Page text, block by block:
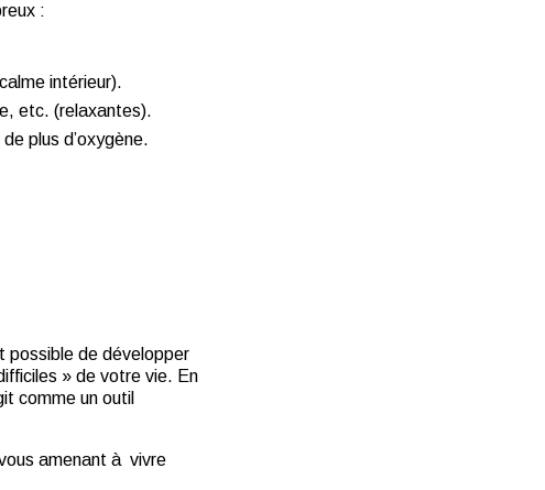
:
intérieur).
etc. (relaxantes).
plus d’oxygène.
possible de développer
» de votre vie. En
comme un outil
amenant à vivre